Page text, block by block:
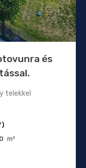
és
telekkel
m²